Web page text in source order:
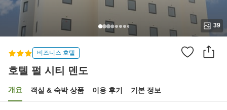
39
비즈니스 호텔
호텔 펄 시티 덴도
개요 객실 & 숙박 상품 이용 후기 기본 정보